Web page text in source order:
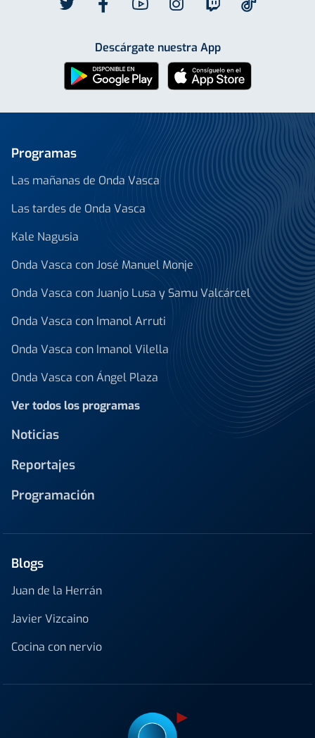
Descárgate nuestra App
Programas
Las mañanas de Onda Vasca
Las tardes de Onda Vasca
Kale Nagusia
Onda Vasca con José Manuel Monje
Onda Vasca con Juanjo Lusa y Samu Valcárcel
Onda Vasca con Imanol Arruti
Onda Vasca con Imanol Vilella
Onda Vasca con Ángel Plaza
Ver todos los programas
Noticias
Reportajes
Programación
Blogs
Juan de la Herrán
Javier Vizcaino
Cocina con nervio